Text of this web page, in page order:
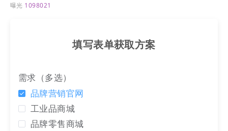
曝光 1098021
填写表单获取方案
需求（多选）
品牌营销官网
工业品商城
品牌零售商城